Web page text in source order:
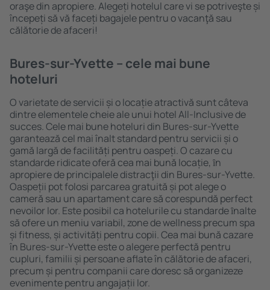
oraşe din apropiere. Alegeți hotelul care vi se potriveşte și
începeți să vă faceți bagajele pentru o vacanţă sau
călătorie de afaceri!
Bures-sur-Yvette – cele mai bune
hoteluri
O varietate de servicii și o locație atractivă sunt câteva
dintre elementele cheie ale unui hotel All-Inclusive de
succes. Cele mai bune hoteluri din Bures-sur-Yvette
garantează cel mai înalt standard pentru servicii și o
gamă largă de facilități pentru oaspeți. O cazare cu
standarde ridicate oferă cea mai bună locație, ȋn
apropiere de principalele distracţii din Bures-sur-Yvette.
Oaspeții pot folosi parcarea gratuită și pot alege o
cameră sau un apartament care să corespundă perfect
nevoilor lor. Este posibil ca hotelurile cu standarde ȋnalte
să ofere un meniu variabil, zone de wellness precum spa
și fitness, și activități pentru copii. Cea mai bună cazare
în Bures-sur-Yvette este o alegere perfectă pentru
cupluri, familii și persoane aflate în călătorie de afaceri,
precum și pentru companii care doresc să organizeze
evenimente pentru angajații lor.